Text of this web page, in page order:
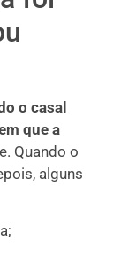
o casal
que a
Quando o
alguns